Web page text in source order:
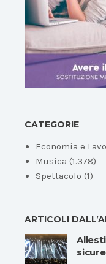
CATEGORIE
Economia e
Musica (1.378)
Spettacolo (1)
ARTICOLI